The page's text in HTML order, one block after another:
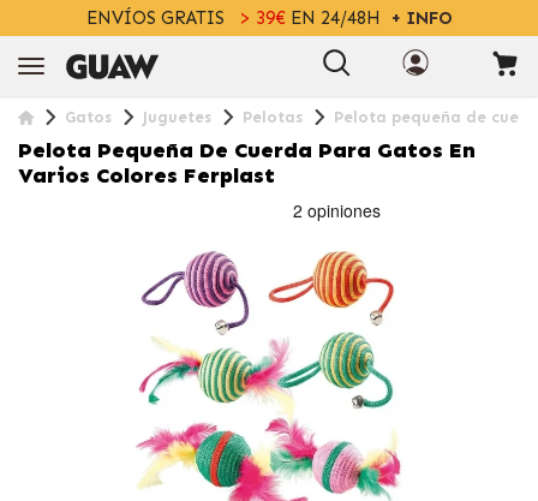
ENVÍOS GRATIS > 39€EN 24/48H + INFO
Gatos Juguetes Pelotas Pelota pequeña de
Pelota Pequeña De Cuerda Para Gatos En
Varios Colores Ferplast